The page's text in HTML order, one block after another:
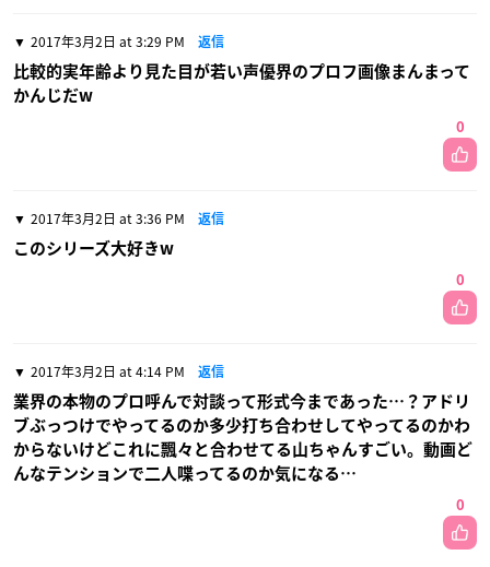
2017年3月2日 at 3:29 PM 返信
比較的実年齢より見た目が若い声優界のプロフ画像まんまって
かんじだw
0
2017年3月2日 at 3:36 PM 返信
このシリーズ大好きw
0
2017年3月2日 at 4:14 PM 返信
業界の本物のプロ呼んで対談って形式今まであった…？アドリ
ブぶっつけでやってるのか多少打ち合わせしてやってるのかわ
からないけどこれに飄々と合わせてる山ちゃんすごい。動画ど
んなテンションで二人喋ってるのか気になる…
0